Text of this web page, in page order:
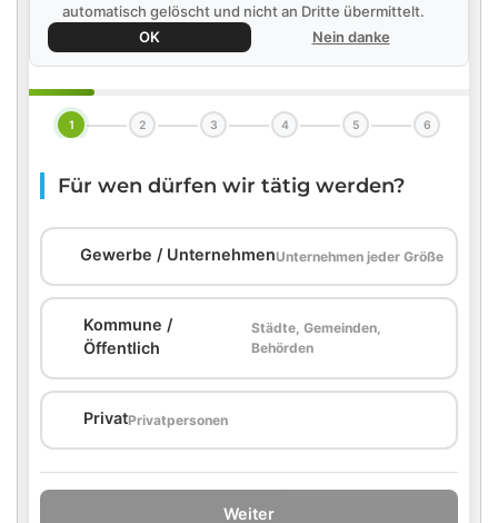
automatisch gelöscht und nicht an Dritte übermittelt.
OK
Nein danke
1 2 3 4 5 6
Für wen dürfen wir tätig werden?
Gewerbe / UnternehmenUnternehmen jeder Größe
Kommune /
Öffentlich
Städte, Gemeinden,
Behörden
PrivatPrivatpersonen
Weiter